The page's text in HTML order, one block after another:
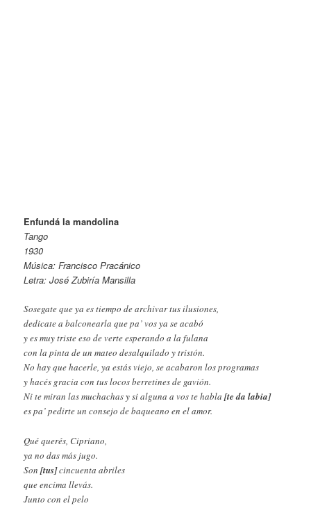
Enfundá la mandolina
Tango
1930
Música: Francisco Pracánico
Letra: José Zubiría Mansilla
Sosegate que ya es tiempo de archivar tus ilusiones,
dedicate a balconearla que pa’ vos ya se acabó
y es muy triste eso de verte esperando a la fulana
con la pinta de un mateo desalquilado y tristón.
No hay que hacerle, ya estás viejo, se acabaron los programas
y hacés gracia con tus locos berretines de gavión.
Ni te miran las muchachas y si alguna a vos te habla[te da labia]
es pa’ pedirte un consejo de baqueano en el amor.
Qué querés, Cipriano,
ya no das más jugo.
Son[tus]cincuenta abriles
que encima llevás.
Junto con el pelo